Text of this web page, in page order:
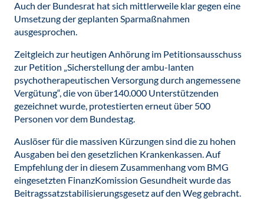
Auch der Bundesrat hat sich mittlerweile klar gegen eine
Umsetzung der geplanten Sparmaßnahmen
ausgesprochen.
Zeitgleich zur heutigen Anhörung im Petitionsausschuss
zur Petition „Sicherstellung der ambu-lanten
psychotherapeutischen Versorgung durch angemessene
Vergütung“, die von über140.000 Unterstützenden
gezeichnet wurde, protestierten erneut über 500
Personen vor dem Bundestag.
Auslöser für die massiven Kürzungen sind die zu hohen
Ausgaben bei den gesetzlichen Krankenkassen. Auf
Empfehlung der in diesem Zusammenhang vom BMG
eingesetzten FinanzKomission Gesundheit wurde das
Beitragssatzstabilisierungsgesetz auf den Weg gebracht.